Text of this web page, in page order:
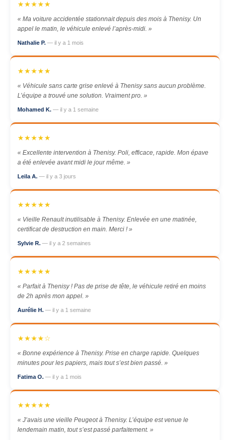
★★★★★
« Ma voiture accidentée stationnait depuis des mois à Thenisy. Un
appel le matin, le véhicule enlevé l’après-midi. »
Nathalie P. — il y a 1 mois
★★★★★
« Véhicule sans carte grise enlevé à Thenisy sans aucun problème.
L’équipe a trouvé une solution. Vraiment pro. »
Mohamed K. — il y a 1 semaine
★★★★★
« Excellente intervention à Thenisy. Poli, efficace, rapide. Mon épave
a été enlevée avant midi le jour même. »
Leila A. — il y a 3 jours
★★★★★
« Vieille Renault inutilisable à Thenisy. Enlevée en une matinée,
certificat de destruction en main. Merci ! »
Sylvie R. — il y a 2 semaines
★★★★★
« Parfait à Thenisy ! Pas de prise de tête, le véhicule retiré en moins
de 2h après mon appel. »
Aurélie H. — il y a 1 semaine
★★★★☆
« Bonne expérience à Thenisy. Prise en charge rapide. Quelques
minutes pour les papiers, mais tout s’est bien passé. »
Fatima O. — il y a 1 mois
★★★★★
« J’avais une vieille Peugeot à Thenisy. L’équipe est venue le
lendemain matin, tout s’est passé parfaitement. »